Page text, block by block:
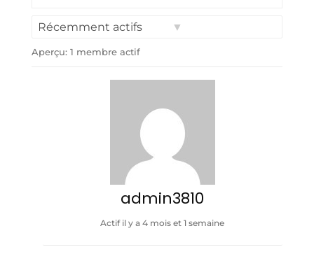
membre...
Aperçu: 1 membre actif
admin3810
Actif il y a 4 mois et 1 semaine